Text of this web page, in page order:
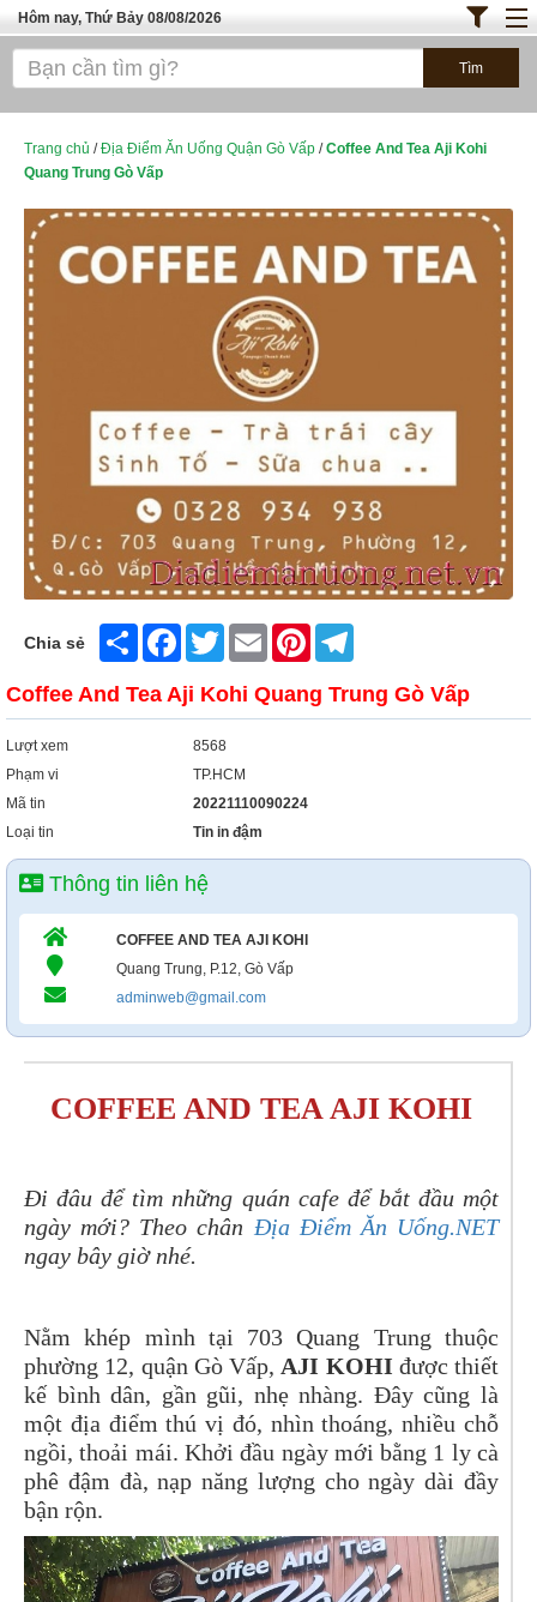
Hôm nay, Thứ Bảy 08/08/2026
Trang chủ
Bánh - Đồ Ăn Vặt
TOP QUÁN ĂN
ĐỊA ĐIỂM ĂN UỐNG HÀ NỘI
Trang chủ /Địa Điểm Ăn Uống Quận Gò Vấp /Coffee And Tea Aji Kohi
Quang Trung Gò Vấp
Chia sẻ Share FacebookTwitter Email Pinterest
Coffee And Tea Aji Kohi Quang Trung Gò Vấp
Lượt xem
8568
Phạm vi
TP.HCM
Mã tin
20221110090224
Loại tin
Tin in đậm
Thông tin liên hệ
COFFEE AND TEA AJI KOHI
Quang Trung, P.12, Gò Vấp
adminweb@gmail.com
COFFEE AND TEA AJI KOHI
Đi đâu để tìm những quán cafe để bắt đầu một
ngày mới? Theo chân Địa Điểm Ăn Uống.NET
ngay bây giờ nhé.
Nằm khép mình tại 703 Quang Trung thuộc
phường 12, quận Gò Vấp, AJI KOHI được thiết
kế bình dân, gần gũi, nhẹ nhàng. Đây cũng là
một địa điểm thú vị đó, nhìn thoáng, nhiều chỗ
ngồi, thoải mái. Khởi đầu ngày mới bằng 1 ly cà
phê đậm đà, nạp năng lượng cho ngày dài đầy
bận rộn.